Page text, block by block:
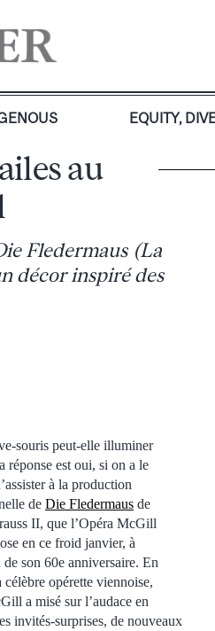
EQUITY,
au
Fledermaus (La
décor inspiré des
souris peut-elle illuminer
réponse est oui, si on a le
à la production
de Die Fledermaus de
II, que l’Opéra McGill
en ce froid janvier, à
de son 60e anniversaire. En
célèbre opérette viennoise,
a misé sur l’audace en
invités-surprises, de nouveaux